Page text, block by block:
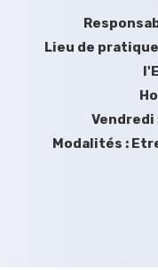
Lieu de
Vendredi
Modalités :